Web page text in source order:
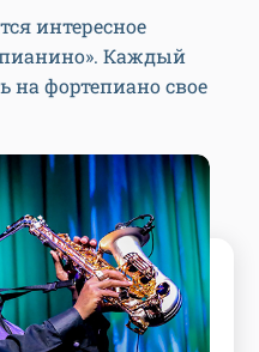
интересное
Каждый
фортепиано свое